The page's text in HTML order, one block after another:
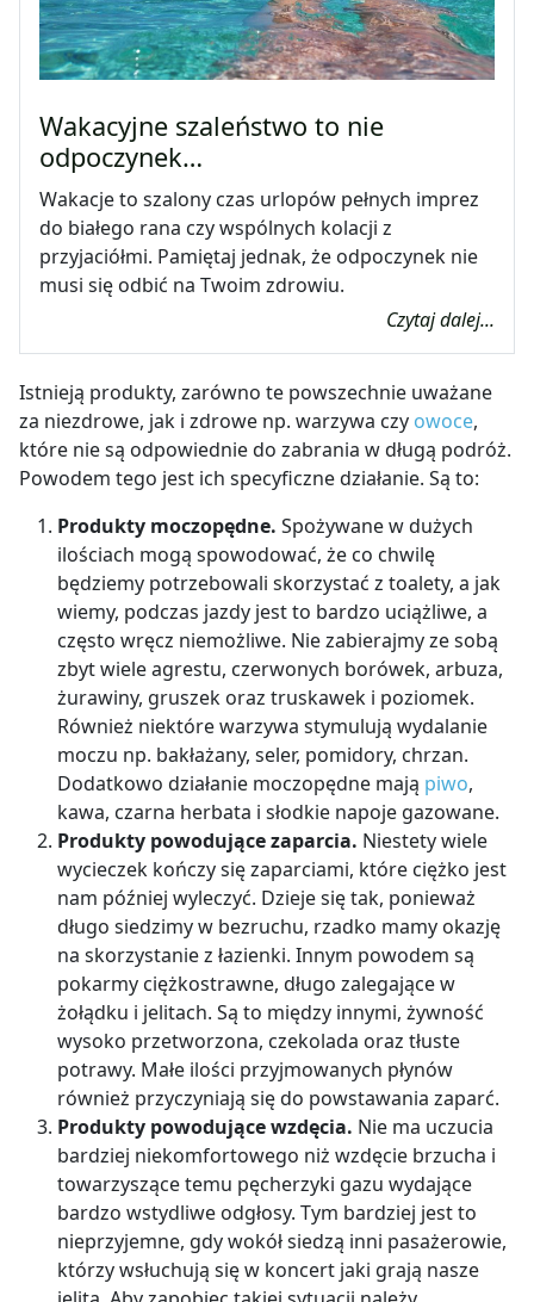
Wakacyjne szaleństwo to nie
odpoczynek…
Wakacje to szalony czas urlopów pełnych imprez
do białego rana czy wspólnych kolacji z
przyjaciółmi. Pamiętaj jednak, że odpoczynek nie
musi się odbić na Twoim zdrowiu.
Czytaj dalej...
Istnieją produkty, zarówno te powszechnie uważane
za niezdrowe, jak i zdrowe np. warzywa czy owoce,
które nie są odpowiednie do zabrania w długą podróż.
Powodem tego jest ich specyficzne działanie. Są to:
Produkty moczopędne. Spożywane w dużych
ilościach mogą spowodować, że co chwilę
będziemy potrzebowali skorzystać z toalety, a jak
wiemy, podczas jazdy jest to bardzo uciążliwe, a
często wręcz niemożliwe. Nie zabierajmy ze sobą
zbyt wiele agrestu, czerwonych borówek, arbuza,
żurawiny, gruszek oraz truskawek i poziomek.
Również niektóre warzywa stymulują wydalanie
moczu np. bakłażany, seler, pomidory, chrzan.
Dodatkowo działanie moczopędne mają piwo,
kawa, czarna herbata i słodkie napoje gazowane.
Produkty powodujące zaparcia. Niestety wiele
wycieczek kończy się zaparciami, które ciężko jest
nam później wyleczyć. Dzieje się tak, ponieważ
długo siedzimy w bezruchu, rzadko mamy okazję
na skorzystanie z łazienki. Innym powodem są
pokarmy ciężkostrawne, długo zalegające w
żołądku i jelitach. Są to między innymi, żywność
wysoko przetworzona, czekolada oraz tłuste
potrawy. Małe ilości przyjmowanych płynów
również przyczyniają się do powstawania zaparć.
Produkty powodujące wzdęcia. Nie ma uczucia
bardziej niekomfortowego niż wzdęcie brzucha i
towarzyszące temu pęcherzyki gazu wydające
bardzo wstydliwe odgłosy. Tym bardziej jest to
nieprzyjemne, gdy wokół siedzą inni pasażerowie,
którzy wsłuchują się w koncert jaki grają nasze